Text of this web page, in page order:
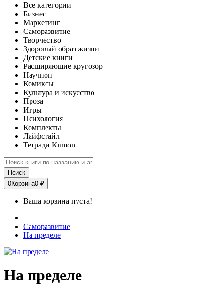
Все категории
Бизнес
Маркетинг
Саморазвитие
Творчество
Здоровый образ жизни
Детские книги
Расширяющие кругозор
Научпоп
Комиксы
Культура и искусство
Проза
Игры
Психология
Комплекты
Лайфстайл
Тетради Kumon
Поиск
0Корзина0 ₽
Ваша корзина пуста!
Саморазвитие
На пределе
На пределе